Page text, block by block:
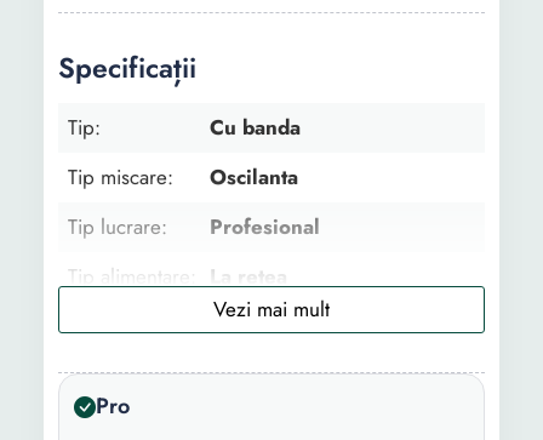
Specificații
Tip:
Cu banda
Tip miscare:
Oscilanta
Tip lucrare:
Profesional
Tip alimentare: La retea
Suprafata
Lemn
Functii:
Pro